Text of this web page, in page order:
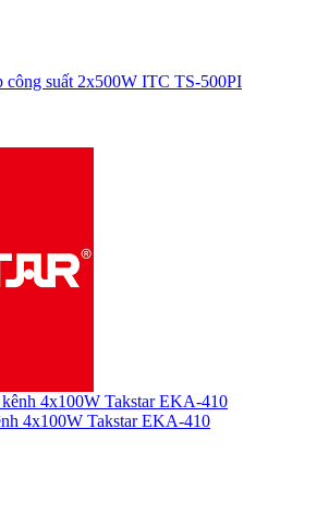
công suất 2x500W ITC TS-500PI
4x100W Takstar EKA-410